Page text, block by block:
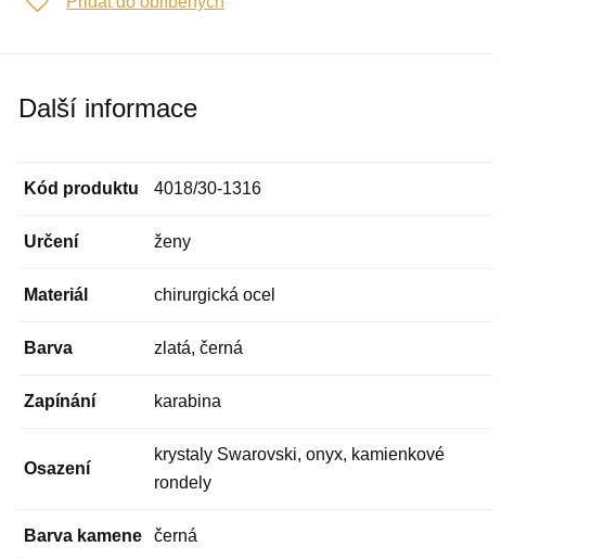
Další informace
Kód produktu 4018/30-1316
Určení ženy
Materiál chirurgická ocel
Barva zlatá, černá
Zapínání karabina
Osazení
krystaly Swarovski, onyx, kamienkové
rondely
Barva kamene černá